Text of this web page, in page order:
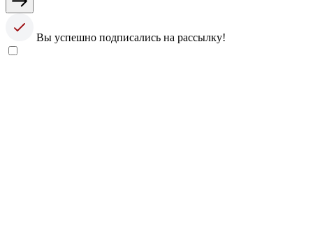
Вы успешно подписались на рассылку!